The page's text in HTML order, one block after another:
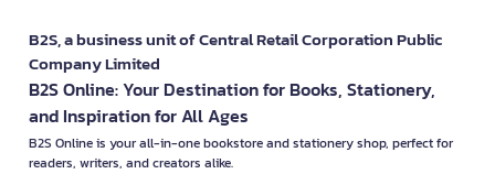
B2S, a business unit of Central Retail Corporation Public
Company Limited
B2S Online: Your Destination for Books, Stationery,
and Inspiration for All Ages
B2S Online is your all-in-one bookstore and stationery shop, perfect for
readers, writers, and creators alike.